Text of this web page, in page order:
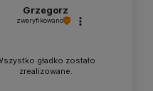
Grzegorz
zweryfikowano
gładko zostało
zrealizowane.